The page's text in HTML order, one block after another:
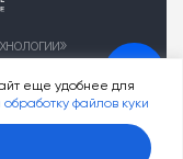
еще удобнее для
файлов куки